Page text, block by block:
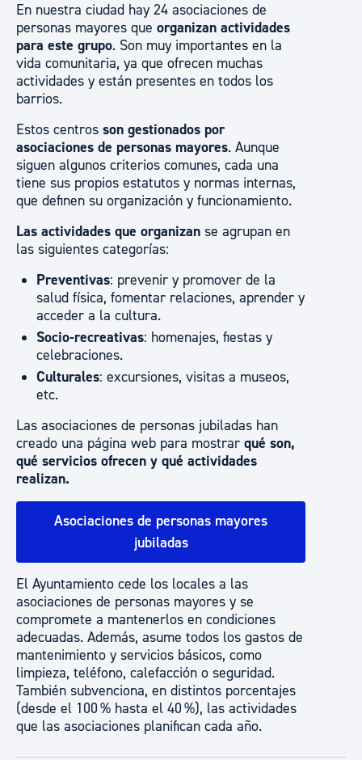
En nuestra ciudad hay 24 asociaciones de
personas mayores que organizan actividades
para este grupo. Son muy importantes en la
vida comunitaria, ya que ofrecen muchas
actividades y están presentes en todos los
barrios.
Estos centros son gestionados por
asociaciones de personas mayores. Aunque
siguen algunos criterios comunes, cada una
tiene sus propios estatutos y normas internas,
que definen su organización y funcionamiento.
Las actividades que organizan se agrupan en
las siguientes categorías:
Preventivas: prevenir y promover de la
salud física, fomentar relaciones, aprender y
acceder a la cultura.
Socio-recreativas: homenajes, fiestas y
celebraciones.
Culturales: excursiones, visitas a museos,
etc.
Las asociaciones de personas jubiladas han
creado una página web para mostrar qué son,
qué servicios ofrecen y qué actividades
realizan.
Asociaciones de personas mayores
jubiladas
El Ayuntamiento cede los locales a las
asociaciones de personas mayores y se
compromete a mantenerlos en condiciones
adecuadas. Además, asume todos los gastos de
mantenimiento y servicios básicos, como
limpieza, teléfono, calefacción o seguridad.
También subvenciona, en distintos porcentajes
(desde el 100 % hasta el 40 %), las actividades
que las asociaciones planifican cada año.